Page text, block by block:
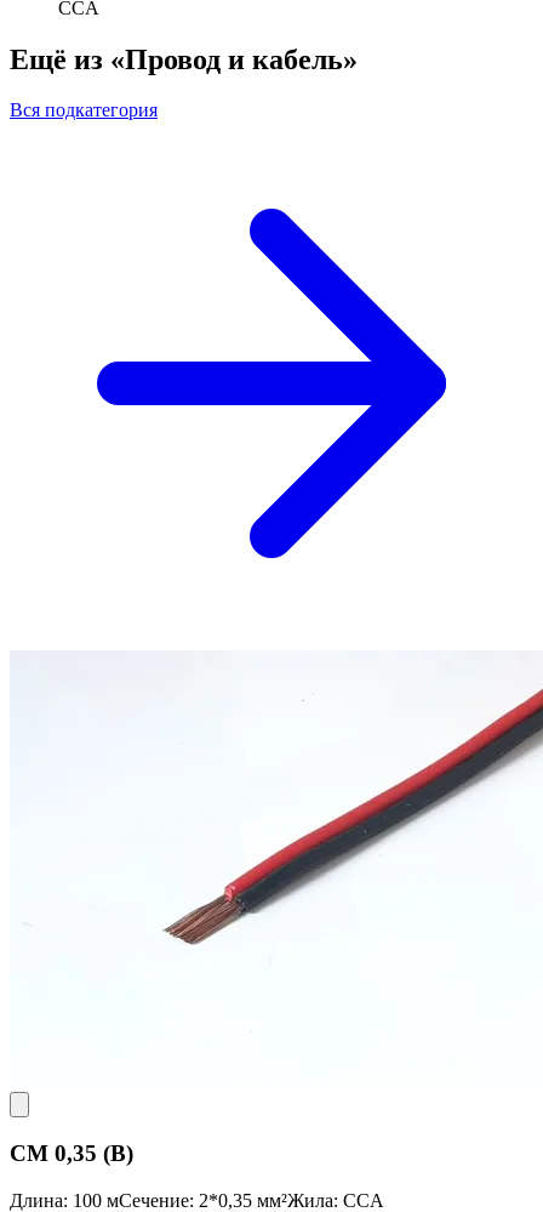
CCA
Ещё из «Провод и кабель»
Вся подкатегория
CM 0,35 (B)
Длина: 100 мСечение: 2*0,35 мм²Жила: CCA